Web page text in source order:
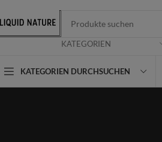
KATEGORIEN
KATEGORIEN DURCHSUCHEN